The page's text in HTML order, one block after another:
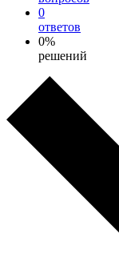
0
ответов
0%
решений